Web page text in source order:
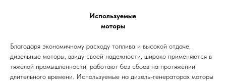
Используемые
моторы
Благодаря экономичному расходу топлива и высокой отдаче,
дизельные моторы, ввиду своей надежности, широко применяются в
тяжелой промышленности, работают без сбоев на протяжении
длительного времени. Используемые на дизель-генераторах моторы